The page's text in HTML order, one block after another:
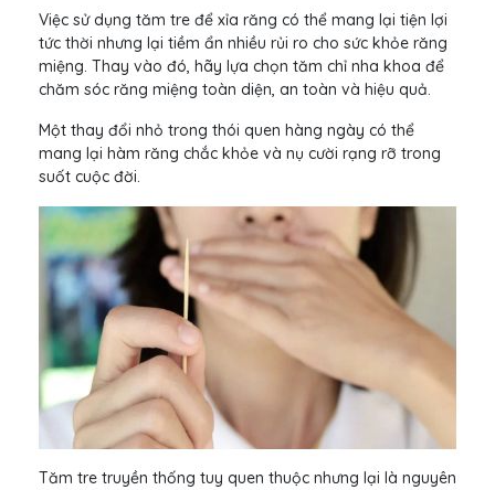
Việc sử dụng tăm tre để xỉa răng có thể mang lại tiện lợi
tức thời nhưng lại tiềm ẩn nhiều rủi ro cho sức khỏe răng
miệng. Thay vào đó, hãy lựa chọn tăm chỉ nha khoa để
chăm sóc răng miệng toàn diện, an toàn và hiệu quả.
Một thay đổi nhỏ trong thói quen hàng ngày có thể
mang lại hàm răng chắc khỏe và nụ cười rạng rỡ trong
suốt cuộc đời.
Tăm tre truyền thống tuy quen thuộc nhưng lại là nguyên